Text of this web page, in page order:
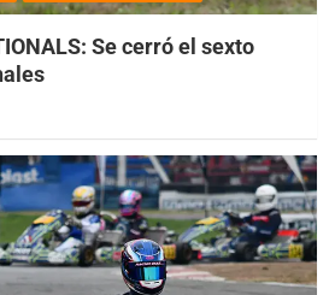
Se cerró el sexto